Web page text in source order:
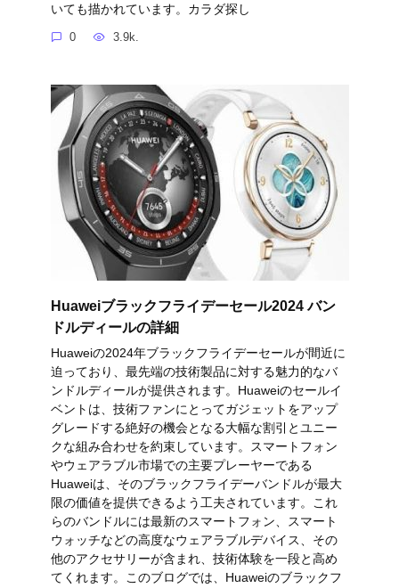
いても描かれています。カラダ探し
0 3.9k.
Huaweiブラックフライデーセール2024 バン
ドルディールの詳細
Huaweiの2024年ブラックフライデーセールが間近に
迫っており、最先端の技術製品に対する魅力的なバ
ンドルディールが提供されます。Huaweiのセールイ
ベントは、技術ファンにとってガジェットをアップ
グレードする絶好の機会となる大幅な割引とユニー
クな組み合わせを約束しています。スマートフォン
やウェアラブル市場での主要プレーヤーである
Huaweiは、そのブラックフライデーバンドルが最大
限の価値を提供できるよう工夫されています。これ
らのバンドルには最新のスマートフォン、スマート
ウォッチなどの高度なウェアラブルデバイス、その
他のアクセサリーが含まれ、技術体験を一段と高め
てくれます。このブログでは、Huaweiのブラックフ